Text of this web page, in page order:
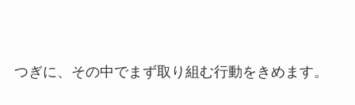
つぎに、その中でまず取り組む行動をきめます。